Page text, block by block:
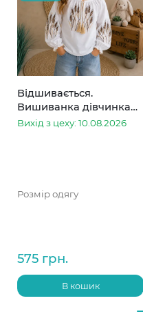
Відшивається.
Вишиванка дівчинка
колоски
Вихід з цеху: 10.08.2026
Розмір одягу
575 грн.
В кошик